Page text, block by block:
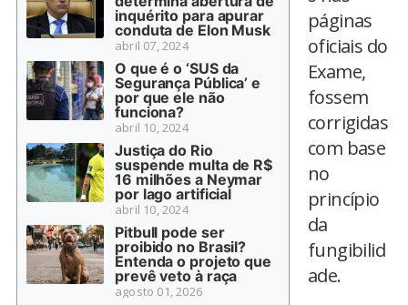
inquérito para apurar
conduta de Elon Musk
abril 07, 2024
O que é o ‘SUS da
Segurança Pública’ e
por que ele não
funciona?
abril 10, 2024
Justiça do Rio
suspende multa de R$
16 milhões a Neymar
por lago artificial
abril 10, 2024
Pitbull pode ser
proibido no Brasil?
Entenda o projeto que
prevê veto à raça
agosto 01, 2026
páginas
oficiais do
Exame,
fossem
corrigidas
com base
no
princípio
da
fungibilid
ade.